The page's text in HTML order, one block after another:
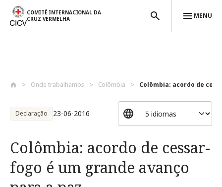
COMITÊ INTERNACIONAL DA
CRUZ VERMELHA
MENU
Onde trabalhamos Colômbia Colômbia: acordo de
Declaração 23-06-2016
Colômbia: acordo de cessar-
fogo é um grande avanço